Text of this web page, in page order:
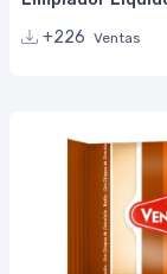
+226 Ventas